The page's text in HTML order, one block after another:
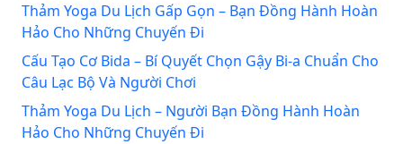
Thảm Yoga Du Lịch Gấp Gọn – Bạn Đồng Hành Hoàn
Hảo Cho Những Chuyến Đi
Cấu Tạo Cơ Bida – Bí Quyết Chọn Gậy Bi-a Chuẩn Cho
Câu Lạc Bộ Và Người Chơi
Thảm Yoga Du Lịch – Người Bạn Đồng Hành Hoàn
Hảo Cho Những Chuyến Đi